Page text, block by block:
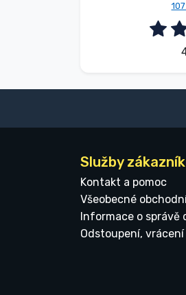
Služby
Kontakt a pomoc
Všeobecné
Informace o správě
Odstoupení,